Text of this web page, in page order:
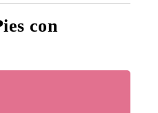
con